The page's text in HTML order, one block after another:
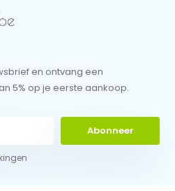
en ontvang een
5% op je eerste aankoop.
Abonneer